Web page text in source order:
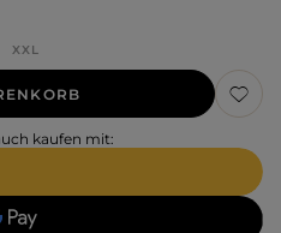
XXL
kaufen mit: